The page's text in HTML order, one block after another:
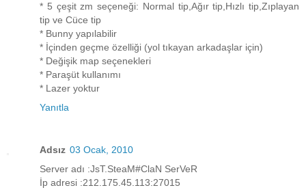
* 5 çeşit zm seçeneği: Normal tip,Ağır tip,Hızlı tip,Zıplayan
tip ve Cüce tip
* Bunny yapılabilir
* İçinden geçme özelliği (yol tıkayan arkadaşlar için)
* Değişik map seçenekleri
* Paraşüt kullanımı
* Lazer yoktur
Yanıtla
Adsız 03 Ocak, 2010
Server adı :JsT.SteaM#ClaN SerVeR
İp adresi :212.175.45.113:27015